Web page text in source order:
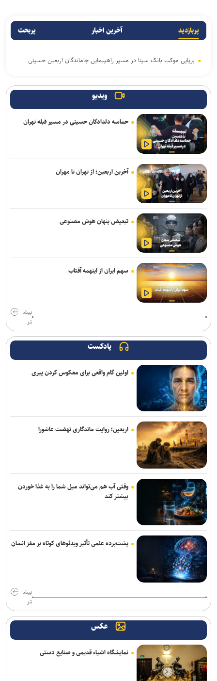
پربازدید آخرین اخبار پربحث
برپایی موکب بانک سینا در مسیر راهپیمایی جاماندگان اربعین حسینی
ویدیو
حماسه دلدادگان حسینی در مسیر قبله تهران
آخرین اربعین؛ از تهران تا مهران
تبعیض پنهان هوش مصنوعی
سهم ایران از اینهمه آفتاب
بیش
تر
پادکست
اولین گام واقعی برای معکوس کردن پیری
اربعین؛ روایت ماندگاری نهضت عاشورا
وقتی آب هم می‌تواند میل شما را به غذا خوردن
بیشتر کند
پشت‌پرده علمی تأثیر ویدئو‌های کوتاه بر مغز انسان
بیش
تر
عکس
نمایشگاه اشیاء قدیمی و صنایع دستی